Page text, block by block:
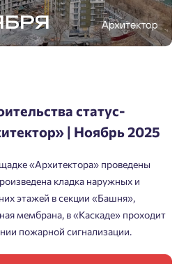
статус-
| Ноябрь 2025
«Архитектора» проведены
кладка наружных и
этажей в секции «Башня»,
мембрана, в «Каскаде» проходит
пожарной сигнализации.